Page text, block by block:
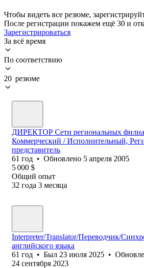
Чтобы видеть все резюме,
После регистрации покажем ещё 30 и
Зарегистрироваться
За всё время
По соответствию
20 резюме
ДИРЕКТОР Сети региональных
Коммерческий / Исполнительный,
представитель
61 год • Обновлено 5 апреля 2005
5 000 $
Общий опыт
32 года 3 месяца
Interpreter/Translator/Переводчик/
английского языка
61 год • Был 23 июля 2025 •
24 сентября 2023